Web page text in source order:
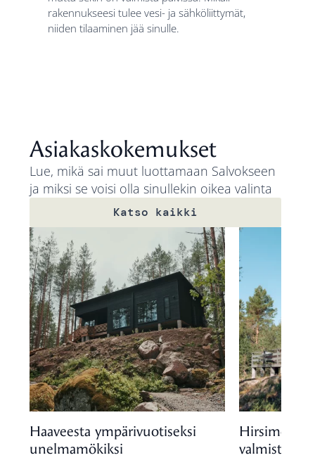
rakennukseesi tulee vesi- ja sähköliittymät,
niiden tilaaminen jää sinulle.
Asiakaskokemukset
Lue, mikä sai muut luottamaan Salvokseen
ja miksi se voisi olla sinullekin oikea valinta
Katso kaikki
Haaveesta ympärivuotiseksi
unelmamökiksi
Hirsimökki
valmista